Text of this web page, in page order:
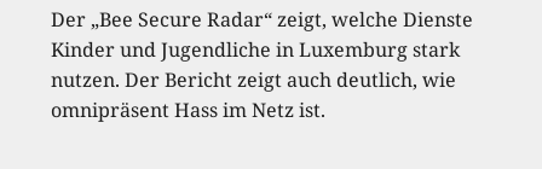
Der „Bee Secure Radar“ zeigt, welche Dienste
Kinder und Jugendliche in Luxemburg stark
nutzen. Der Bericht zeigt auch deutlich, wie
omnipräsent Hass im Netz ist.